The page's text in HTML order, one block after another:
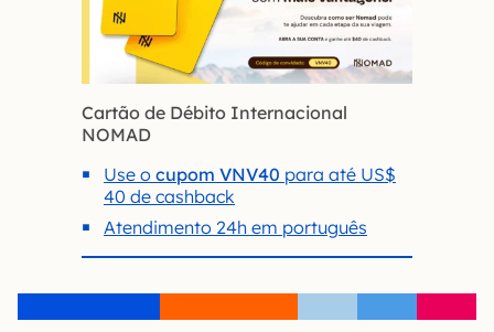
Cartão de Débito Internacional
NOMAD
Use o cupom VNV40 para até US$
40 de cashback
Atendimento 24h em português